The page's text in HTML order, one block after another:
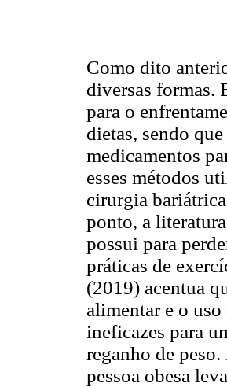
Como dito
diversas formas.
para o
dietas, sendo
medicamentos
esses métodos
cirurgia
ponto, a
possui para
práticas de
(2019) acentua
alimentar e o uso
ineficazes para
reganho de
pessoa obesa